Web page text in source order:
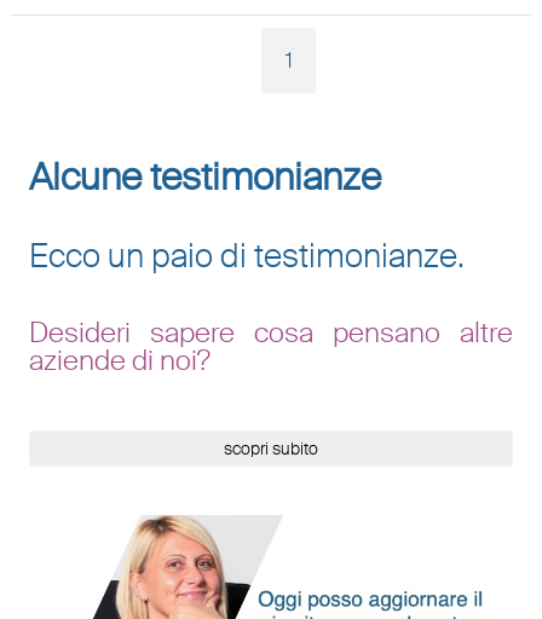
1
Alcune testimonianze
Ecco un paio di testimonianze.
Desideri sapere cosa pensano altre
aziende di noi?
scopri subito